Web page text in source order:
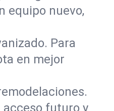
equipo nuevo,
Para
en mejor
futuro y